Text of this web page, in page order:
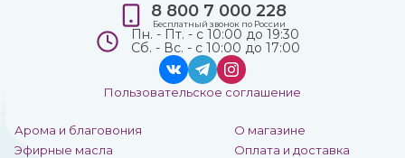
Арома и благовония
Эфирные масла
О магазине
Оплата и доставка
8 800 7 000 228
Бесплатный звонок по России
Пн. - Пт. - с 10:00 до 19:30
Сб. - Вс. - с 10:00 до 17:00
Пользовательское соглашение